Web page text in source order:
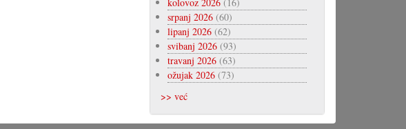
srpanj 2026(60)
lipanj 2026(62)
svibanj 2026(93)
travanj 2026(63)
ožujak 2026(73)
>> već